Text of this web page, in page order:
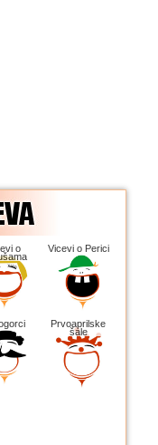
o Vicevi o Perici
Prvoaprilske
šale